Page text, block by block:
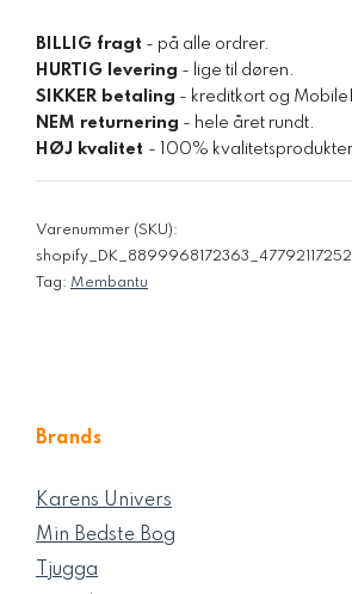
BILLIG fragt - på alle ordrer.
HURTIG levering - lige til døren.
SIKKER betaling - kreditkort og
NEM returnering - hele året rundt.
HØJ kvalitet - 100% kvalitetsprodukter.
Varenummer (SKU):
Tag: Membantu
Brands
Karens Univers
Min Bedste Bog
Tjugga